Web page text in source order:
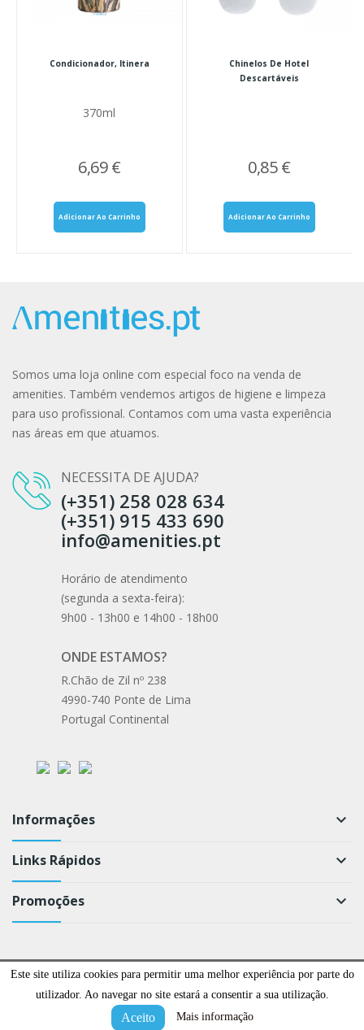
Este site utiliza cookies para permitir uma melhor experiência por parte do
utilizador. Ao navegar no site estará a consentir a sua utilização.
Aceito Mais informação
Condicionador, Itinera
370ml
6,69 €
Adicionar Ao Carrinho
Chinelos De Hotel
Descartáveis
0,85 €
Adicionar Ao Carrinho
Somos uma loja online com especial foco na venda de
amenities. Também vendemos artigos de higiene e limpeza
para uso profissional. Contamos com uma vasta experiência
nas áreas em que atuamos.
NECESSITA DE AJUDA?
(+351) 258 028 634
(+351) 915 433 690
info@amenities.pt
Horário de atendimento
(segunda a sexta-feira):
9h00 - 13h00 e 14h00 - 18h00
ONDE ESTAMOS?
R.Chão de Zil nº 238
4990-740 Ponte de Lima
Portugal Continental
Informações keyboard_arrow_down
Links Rápidos keyboard_arrow_down
Promoções keyboard_arrow_down
Todos os direitos reservados ©